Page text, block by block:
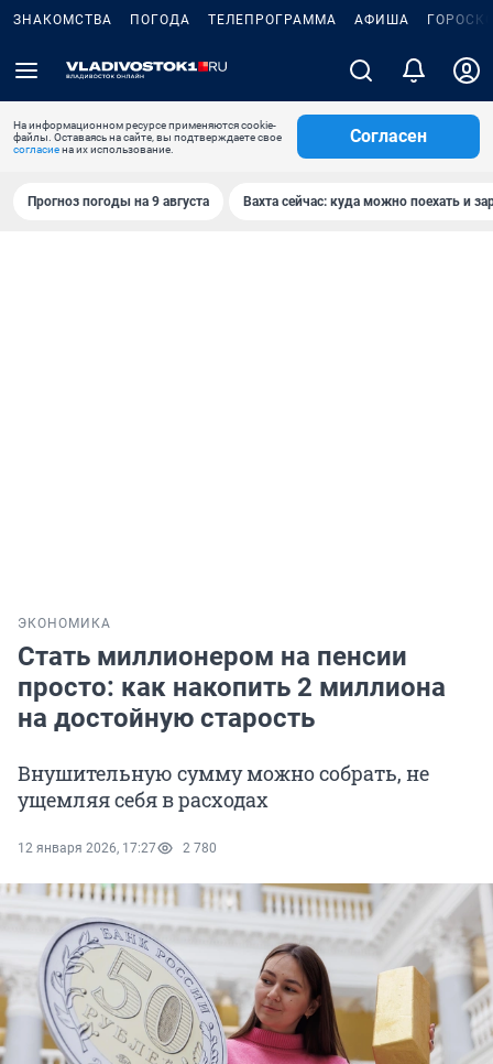
ЗНАКОМСТВА ПОГОДА ТЕЛЕПРОГРАММА АФИША
На информационном ресурсе применяются cookie-
файлы. Оставаясь на сайте, вы подтверждаете свое
согласиена их использование.
Согласен
Прогноз погоды на 9 августа Вахта сейчас: куда можно поехать и
ЭКОНОМИКА
Стать миллионером на пенсии
просто: как накопить 2 миллиона
на достойную старость
Внушительную сумму можно собрать, не
ущемляя себя в расходах
12 января 2026, 17:27 2 780